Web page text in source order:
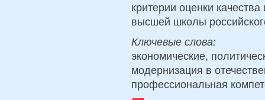
критерии оценки
высшей школы
Ключевые слова:
экономические,
модернизация в
профессиональная